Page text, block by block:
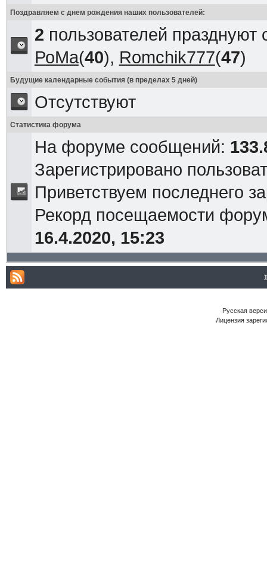
Поздравляем с днем рождения наших пользователей:
2 пользователей
РоМа(40), Romchik777(47)
Будущие календарные события (в пределах 5 дней)
Отсутствуют
Статистика форума
На форуме сообщений:
Зарегистрировано
Приветствуем последнего
Рекорд посещаемости
16.4.2020, 15:23
Русская
Лицензия